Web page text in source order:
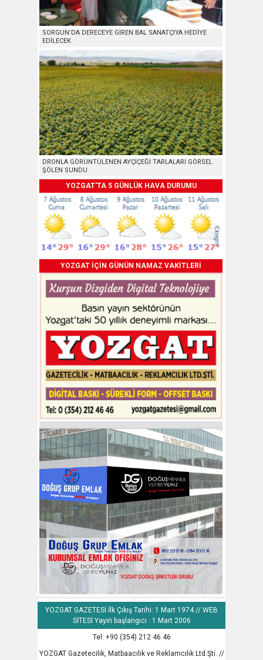
SORGUN’DA DERECEYE GİREN BAL SANATÇIYA HEDİYE
EDİLECEK
DRONLA GÖRÜNTÜLENEN AYÇİÇEĞİ TARLALARI GÖRSEL
ŞÖLEN SUNDU
YOZGAT'TA 5 GÜNLÜK HAVA DURUMU
YOZGAT İÇİN GÜNÜN NAMAZ VAKİTLERİ
YOZGAT GAZETESİ İlk Çıkış Tarihi: 1 Mart 1974 // WEB
SİTESİ Yayın başlangıcı : 1 Mart 2006
Tel: +90 (354) 212 46 46
YOZGAT Gazetecilik, Matbaacılık ve Reklamcılık Ltd.Şti. //